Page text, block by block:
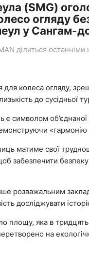
(SMG)
огляду
у Сангам-
ділиться
для колеса огляду,
до сусідньої
символом об’єднаної
«гармонію
матиме свої
забезпечити безпеку
розважальним
досліджувати
площу, яка в
на